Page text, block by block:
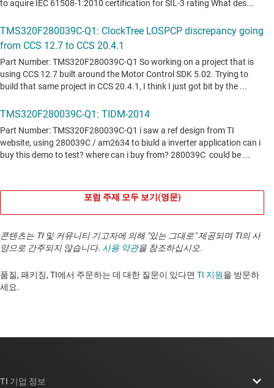
포럼 주제 모두 보기(영문)
콘텐츠는 TI 및 커뮤니티 기고자에 의해 "있는 그대로" 제공되며 TI의 사
양으로 간주되지 않습니다. 사용 약관을 참조하십시오.
품질, 패키징, TI에서 주문하는 데 대한 질문이 있다면 TI 지원을 방문하
세요. ​​​​​​​​​​​​​​
TI 기업 정보